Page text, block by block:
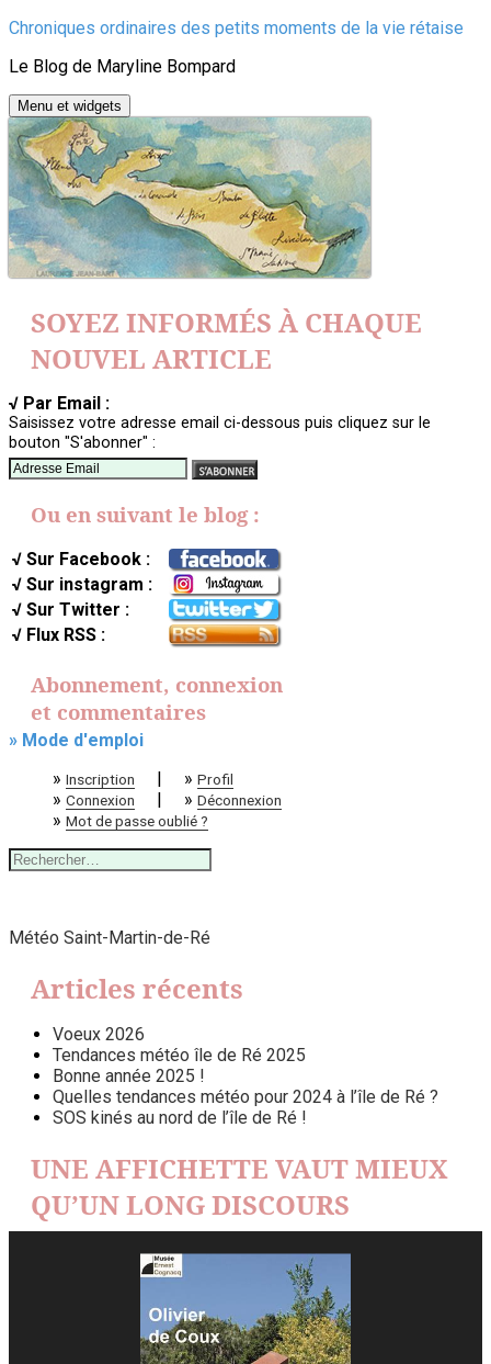
Aller
contenu
Chroniques ordinaires des petits moments de la vie rétaise
Le Blog de Maryline Bompard
Menu et widgets
SOYEZ INFORMÉS À CHAQUE
NOUVEL ARTICLE
√ Par Email :
Saisissez votre adresse email ci-dessous puis cliquez sur le
bouton "S'abonner" :
Ou en suivant le blog :
√ Sur Facebook :
√ Sur instagram :
√ Sur Twitter :
√ Flux RSS :
Abonnement, connexion
et commentaires
» Mode d'emploi
» Inscription | » Profil
» Connexion | » Déconnexion
» Mot de passe oublié ?
Rechercher :
Météo Saint-Martin-de-Ré
Articles récents
Voeux 2026
Tendances météo île de Ré 2025
Bonne année 2025 !
Quelles tendances météo pour 2024 à l’île de Ré ?
SOS kinés au nord de l’île de Ré !
UNE AFFICHETTE VAUT MIEUX
QU’UN LONG DISCOURS